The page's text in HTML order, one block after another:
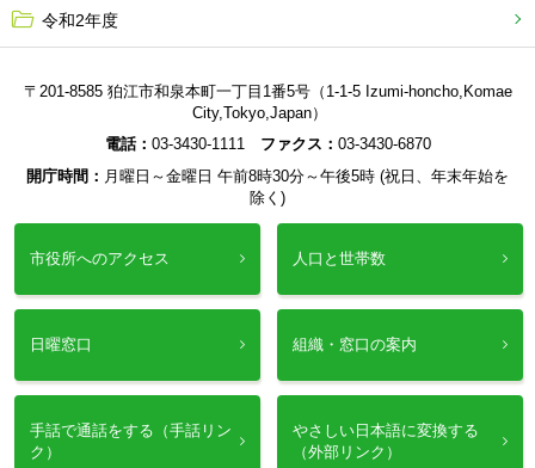
令和2年度
〒201-8585 狛江市和泉本町一丁目1番5号（1-1-5 Izumi-honcho,Komae
City,Tokyo,Japan）
電話： 03-3430-1111 ファクス： 03-3430-6870
開庁時間： 月曜日～金曜日 午前8時30分～午後5時 (祝日、年末年始を
除く)
市役所へのアクセス 人口と世帯数
日曜窓口 組織・窓口の案内
手話で通話をする（手話リン
ク）
やさしい日本語に変換する
（外部リンク）